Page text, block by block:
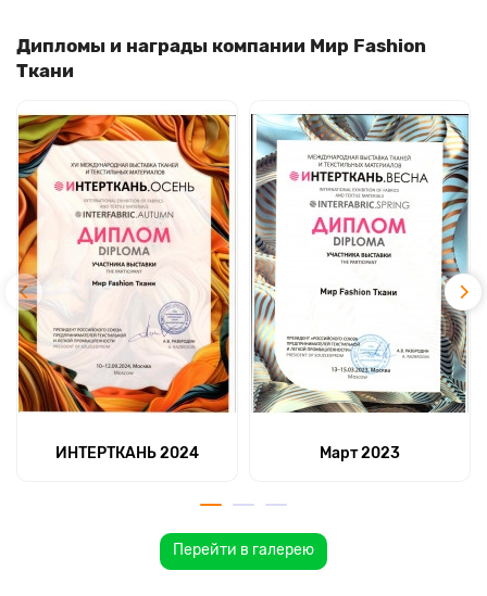
Дипломы и награды компании Мир Fashion
Ткани
ИНТЕРТКАНЬ 2024 Март 2023
Перейти в галерею